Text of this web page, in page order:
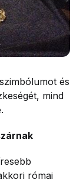
és
mind
római